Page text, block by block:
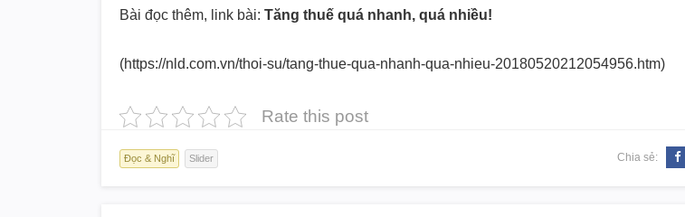
Bài đọc thêm, link bài: Tăng thuế quá nhanh, quá nhiều!
(https://nld.com.vn/thoi-su/tang-thue-qua-nhanh-qua-nhieu-20180520212054956.htm)
Rate this post
Đọc & Nghĩ Slider Chia sẻ: